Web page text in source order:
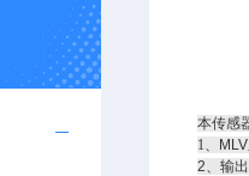
本传感
1、
2、输